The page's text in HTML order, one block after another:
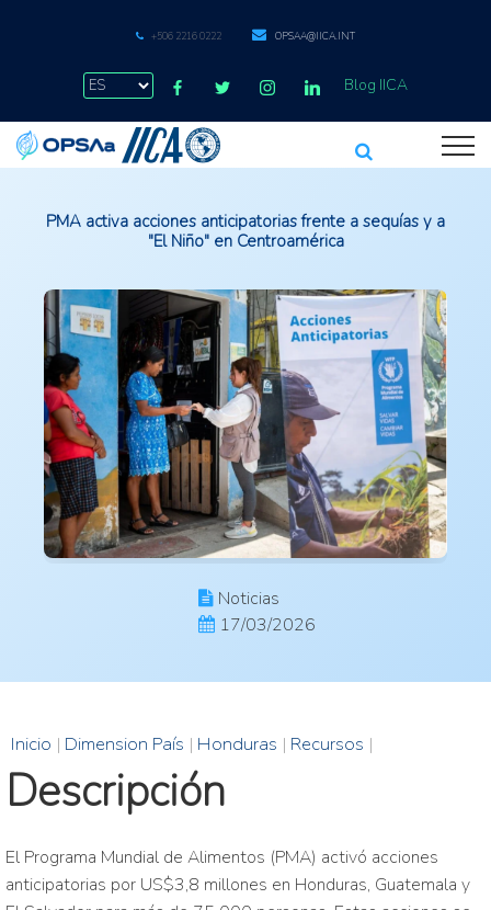
+506 2216 0222 OPSAA@IICA.INT
Blog IICA
PMA activa acciones anticipatorias frente a sequías y a
"El Niño" en Centroamérica
Noticias
17/03/2026
Inicio | Dimension País | Honduras | Recursos |
Descripción
El Programa Mundial de Alimentos (PMA) activó acciones
anticipatorias por US$3,8 millones en Honduras, Guatemala y